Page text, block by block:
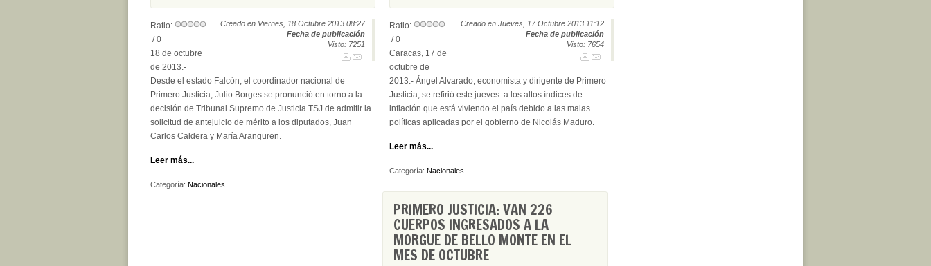
Creado en Viernes, 18 Octubre 2013 08:27
Fecha de publicación
Visto: 7251
Ratio:
/ 0
18 de octubre
de 2013.-
Desde el estado Falcón, el coordinador nacional de
Primero Justicia, Julio Borges se pronunció en torno a la
decisión de Tribunal Supremo de Justicia TSJ de admitir la
solicitud de antejuicio de mérito a los diputados, Juan
Carlos Caldera y María Aranguren.
Leer más...
Categoría: Nacionales
Creado en Jueves, 17 Octubre 2013 11:12
Fecha de publicación
Visto: 7654
Ratio:
/ 0
Caracas, 17 de
octubre de
2013.- Ángel Alvarado, economista y dirigente de Primero
Justicia, se refirió este jueves a los altos índices de
inflación que está viviendo el país debido a las malas
políticas aplicadas por el gobierno de Nicolás Maduro.
Leer más...
Categoría: Nacionales
PRIMERO JUSTICIA: VAN 226
CUERPOS INGRESADOS A LA
MORGUE DE BELLO MONTE EN EL
MES DE OCTUBRE